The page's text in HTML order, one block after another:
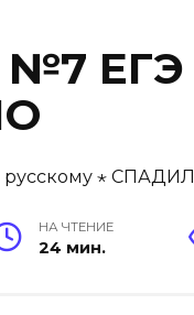
ЕГЭ
НА ЧТЕНИЕ
24 мин.